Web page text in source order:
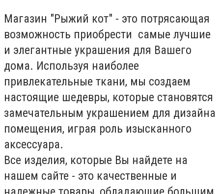
Магазин "Рыжий кот" - это потрясающая
возможность приобрести самые лучшие
и элегантные украшения для Вашего
дома. Используя наиболее
привлекательные ткани, мы создаем
настоящие шедевры, которые становятся
замечательным украшением для дизайна
помещения, играя роль изысканного
аксессуара.
Все изделия, которые Вы найдете на
нашем сайте - это качественные и